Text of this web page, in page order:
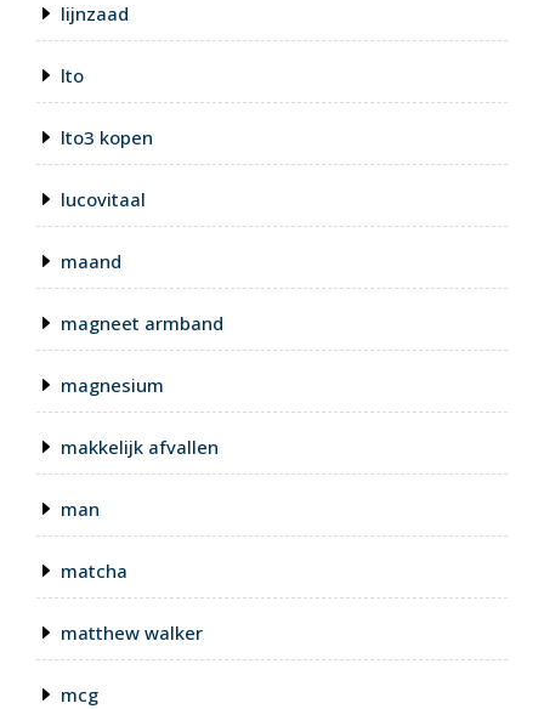
lijnzaad
lto
lto3 kopen
lucovitaal
maand
magneet armband
magnesium
makkelijk afvallen
man
matcha
matthew walker
mcg